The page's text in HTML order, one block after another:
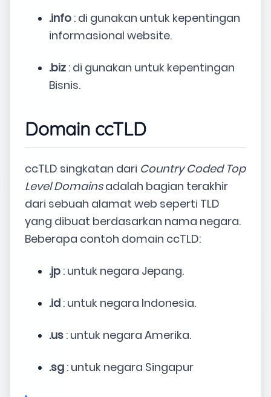
.info : di gunakan untuk kepentingan
informasional website.
.biz : di gunakan untuk kepentingan
Bisnis.
Domain ccTLD
ccTLD singkatan dari Country Coded Top
Level Domainsadalah bagian terakhir
dari sebuah alamat web seperti TLD
yang dibuat berdasarkan nama negara.
Beberapa contoh domain ccTLD:
.jp : untuk negara Jepang.
.id : untuk negara Indonesia.
.us : untuk negara Amerika.
.sg : untuk negara Singapur